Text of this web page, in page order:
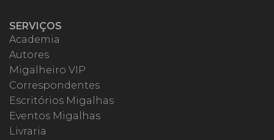
SERVIÇOS
Academia
Autores
Migalheiro VIP
Correspondentes
Escritórios Migalhas
Eventos Migalhas
Livraria